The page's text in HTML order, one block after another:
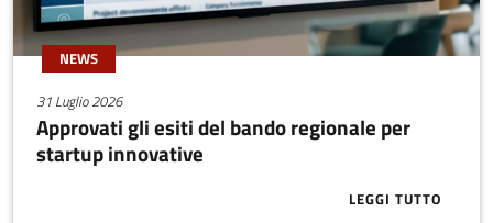
NEWS
31 Luglio 2026
Approvati gli esiti del bando regionale per
startup innovative
LEGGI TUTTO
ABOUT